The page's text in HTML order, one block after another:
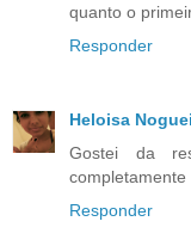
quanto o
Responder
Heloisa
Gostei da
completamente
Responder